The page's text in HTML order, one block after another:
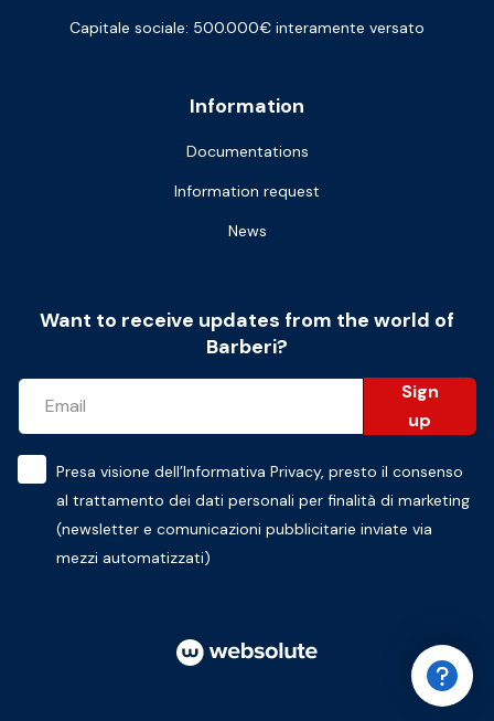
Information
Documentations
Information request
News
Capitale sociale: 500.000€ interamente versato
Want to receive updates from the world of
Barberi?
Sign
up
Presa visione dell’Informativa Privacy, presto il consenso
al trattamento dei dati personali per finalità di marketing
(newsletter e comunicazioni pubblicitarie inviate via
mezzi automatizzati)